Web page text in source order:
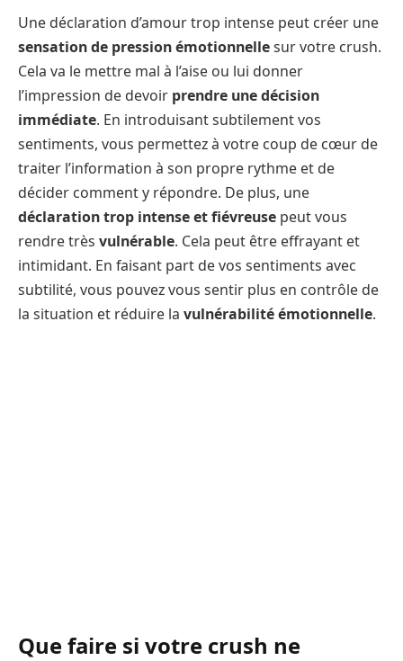
Une déclaration d’amour trop intense peut créer une
sensation de pression émotionnellesur votre crush.
Cela va le mettre mal à l’aise ou lui donner
l’impression de devoir prendre une décision
immédiate. En introduisant subtilement vos
sentiments, vous permettez à votre coup de cœur de
traiter l’information à son propre rythme et de
décider comment y répondre. De plus, une
déclaration trop intense et fiévreuse peut vous
rendre très vulnérable. Cela peut être effrayant et
intimidant. En faisant part de vos sentiments avec
subtilité, vous pouvez vous sentir plus en contrôle de
la situation et réduire la vulnérabilité émotionnelle.
Que faire si votre crush ne